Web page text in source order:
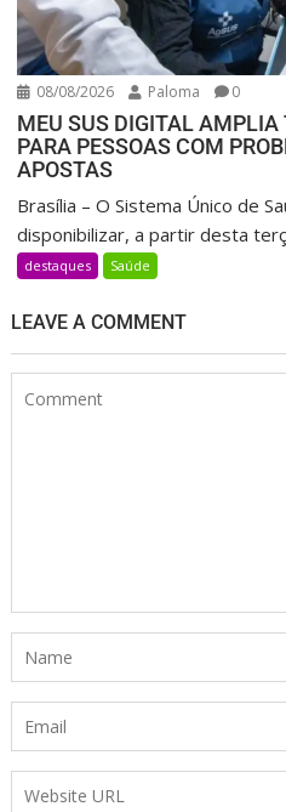
08/08/2026 Paloma 0
MEU SUS DIGITAL
PARA PESSOAS COM
APOSTAS
Brasília – O Sistema Único de
disponibilizar, a partir desta
destaques Saúde
LEAVE A COMMENT